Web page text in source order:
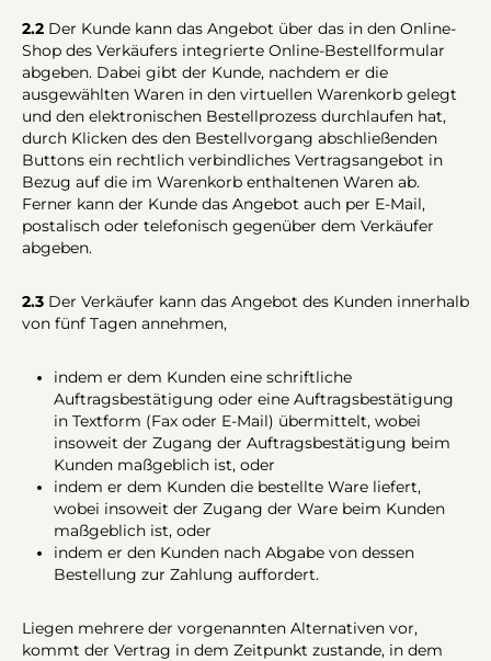
2.2 Der Kunde kann das Angebot über das in den Online-
Shop des Verkäufers integrierte Online-Bestellformular
abgeben. Dabei gibt der Kunde, nachdem er die
ausgewählten Waren in den virtuellen Warenkorb gelegt
und den elektronischen Bestellprozess durchlaufen hat,
durch Klicken des den Bestellvorgang abschließenden
Buttons ein rechtlich verbindliches Vertragsangebot in
Bezug auf die im Warenkorb enthaltenen Waren ab.
Ferner kann der Kunde das Angebot auch per E-Mail,
postalisch oder telefonisch gegenüber dem Verkäufer
abgeben.
2.3 Der Verkäufer kann das Angebot des Kunden innerhalb
von fünf Tagen annehmen,
indem er dem Kunden eine schriftliche
Auftragsbestätigung oder eine Auftragsbestätigung
in Textform (Fax oder E-Mail) übermittelt, wobei
insoweit der Zugang der Auftragsbestätigung beim
Kunden maßgeblich ist, oder
indem er dem Kunden die bestellte Ware liefert,
wobei insoweit der Zugang der Ware beim Kunden
maßgeblich ist, oder
indem er den Kunden nach Abgabe von dessen
Bestellung zur Zahlung auffordert.
Liegen mehrere der vorgenannten Alternativen vor,
kommt der Vertrag in dem Zeitpunkt zustande, in dem